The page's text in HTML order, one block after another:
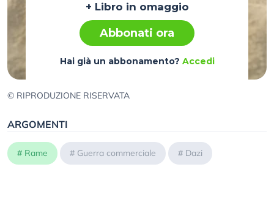
+ Libro in omaggio
Abbonati ora
Hai già un abbonamento? Accedi
© RIPRODUZIONE RISERVATA
ARGOMENTI
# Rame # Guerra commerciale # Dazi